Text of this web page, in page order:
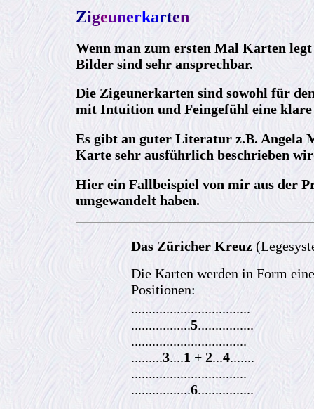
Zigeunerkarten
Wenn man zum ersten Mal Karten
Bilder sind sehr ansprechbar.
Die Zigeunerkarten sind sowohl für
mit Intuition und Feingefühl eine
Es gibt an guter Literatur z.B. Angela
Karte sehr ausführlich beschrieben
Hier ein Fallbeispiel von mir aus der
umgewandelt haben.
Das Züricher Kreuz
Die Karten werden in Form
Positionen:
..................................
.................5................
.................................
.........3....1 + 2...4.......
.................................
.................6................
.................................